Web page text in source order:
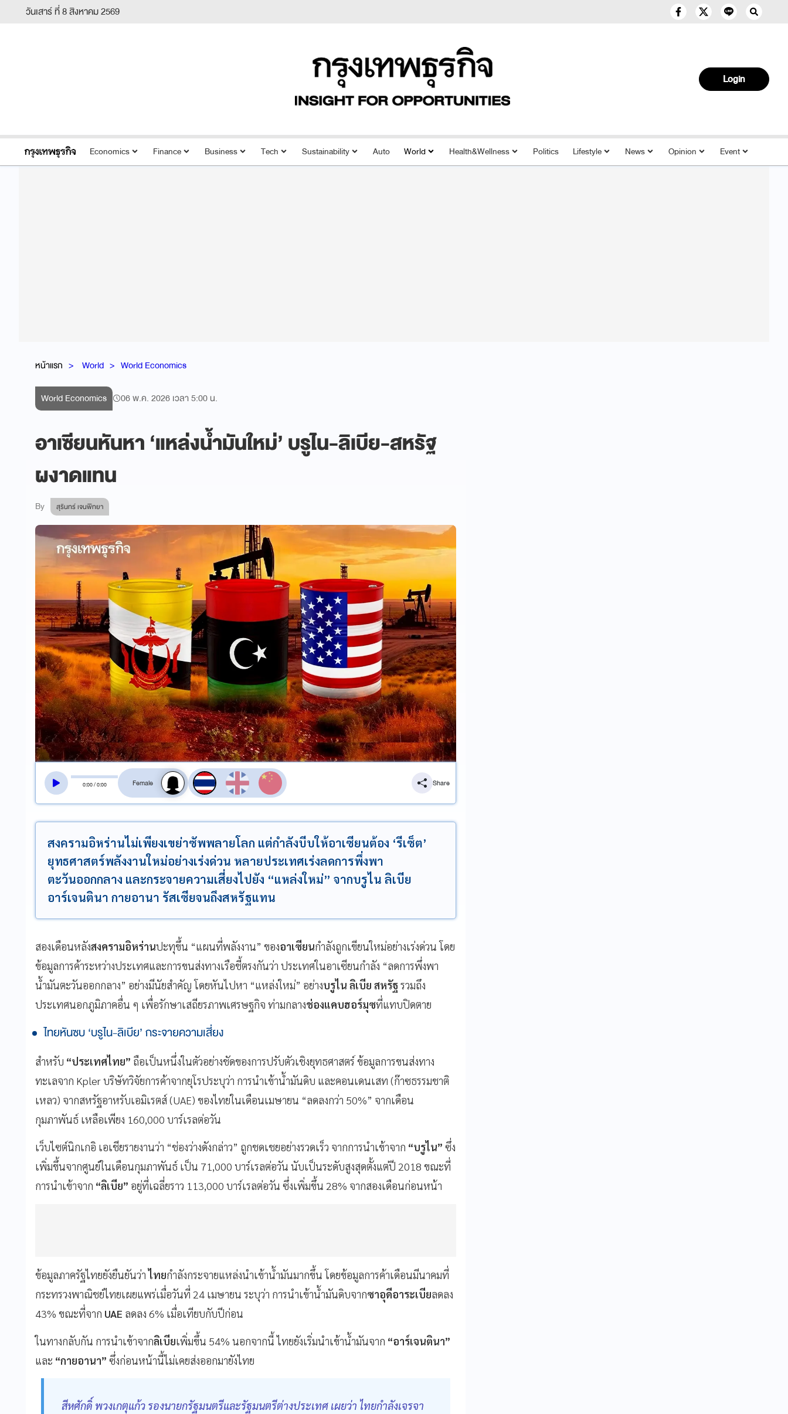
วันเสาร์ ที่ 8 สิงหาคม 2569
Login
Economics Finance Business Tech Sustainability Auto World Health&Wellness Politics Lifestyle News Opinion Event
หน้าแรก World World Economics
World Economics 06 พ.ค. 2026 เวลา 5:00 น.
อาเซียนหันหา ‘แหล่งน้ำมันใหม่’ บรูไน-ลิเบีย-สหรัฐ
ผงาดแทน
By สุรินทร์ เจนพิทยา
0:00/0:00
สลับเสียงอ่าน
Share
สงครามอิหร่านไม่เพียงเขย่าซัพพลายโลก แต่กำลังบีบให้อาเซียนต้อง ‘รีเซ็ต’
ยุทธศาสตร์พลังงานใหม่อย่างเร่งด่วน หลายประเทศเร่งลดการพึ่งพา
ตะวันออกกลาง และกระจายความเสี่ยงไปยัง “แหล่งใหม่” จากบรูไน ลิเบีย
อาร์เจนตินา กายอานา รัสเซียจนถึงสหรัฐแทน
สองเดือนหลังสงครามอิหร่านปะทุขึ้น “แผนที่พลังงาน” ของอาเซียนกำลังถูกเขียนใหม่อย่างเร่งด่วน โดย
ข้อมูลการค้าระหว่างประเทศและการขนส่งทางเรือชี้ตรงกันว่า ประเทศในอาเซียนกำลัง “ลดการพึ่งพา
น้ำมันตะวันออกกลาง” อย่างมีนัยสำคัญ โดยหันไปหา “แหล่งใหม่” อย่างบรูไน ลิเบีย สหรัฐรวมถึง
ประเทศนอกภูมิภาคอื่น ๆ เพื่อรักษาเสถียรภาพเศรษฐกิจ ท่ามกลางช่องแคบฮอร์มุซที่แทบปิดตาย
ไทยหันซบ ‘บรูไน-ลิเบีย’ กระจายความเสี่ยง
สำหรับ “ประเทศไทย” ถือเป็นหนึ่งในตัวอย่างชัดของการปรับตัวเชิงยุทธศาสตร์ ข้อมูลการขนส่งทาง
ทะเลจาก Kpler บริษัทวิจัยการค้าจากยุโรประบุว่า การนำเข้าน้ำมันดิบ และคอนเดนเสท (ก๊าซธรรมชาติ
เหลว) จากสหรัฐอาหรับเอมิเรตส์ (UAE) ของไทยในเดือนเมษายน “ลดลงกว่า 50%” จากเดือน
กุมภาพันธ์ เหลือเพียง 160,000 บาร์เรลต่อวัน
เว็บไซต์นิกเกอิ เอเชียรายงานว่า “ช่องว่างดังกล่าว” ถูกชดเชยอย่างรวดเร็ว จากการนำเข้าจาก “บรูไน” ซึ่ง
เพิ่มขึ้นจากศูนย์ในเดือนกุมภาพันธ์ เป็น 71,000 บาร์เรลต่อวัน นับเป็นระดับสูงสุดตั้งแต่ปี 2018 ขณะที่
การนำเข้าจาก “ลิเบีย” อยู่ที่เฉลี่ยราว 113,000 บาร์เรลต่อวัน ซึ่งเพิ่มขึ้น 28% จากสองเดือนก่อนหน้า
ข้อมูลภาครัฐไทยยังยืนยันว่าไทยกำลังกระจายแหล่งนำเข้าน้ำมันมากขึ้น โดยข้อมูลการค้าเดือนมีนาคมที่
กระทรวงพาณิชย์ไทยเผยแพร่เมื่อวันที่ 24 เมษายน ระบุว่า การนำเข้าน้ำมันดิบจากซาอุดีอาระเบียลดลง
43% ขณะที่จาก UAE ลดลง 6% เมื่อเทียบกับปีก่อน
ในทางกลับกัน การนำเข้าจากลิเบียเพิ่มขึ้น 54% นอกจากนี้ ไทยยังเริ่มนำเข้าน้ำมันจาก “อาร์เจนตินา”
และ “กายอานา” ซึ่งก่อนหน้านี้ไม่เคยส่งออกมายังไทย
สีหศักดิ์ พวงเกตุแก้ว รองนายกรัฐมนตรีและรัฐมนตรีต่างประเทศ เผยว่า ไทยกำลังเจรจา